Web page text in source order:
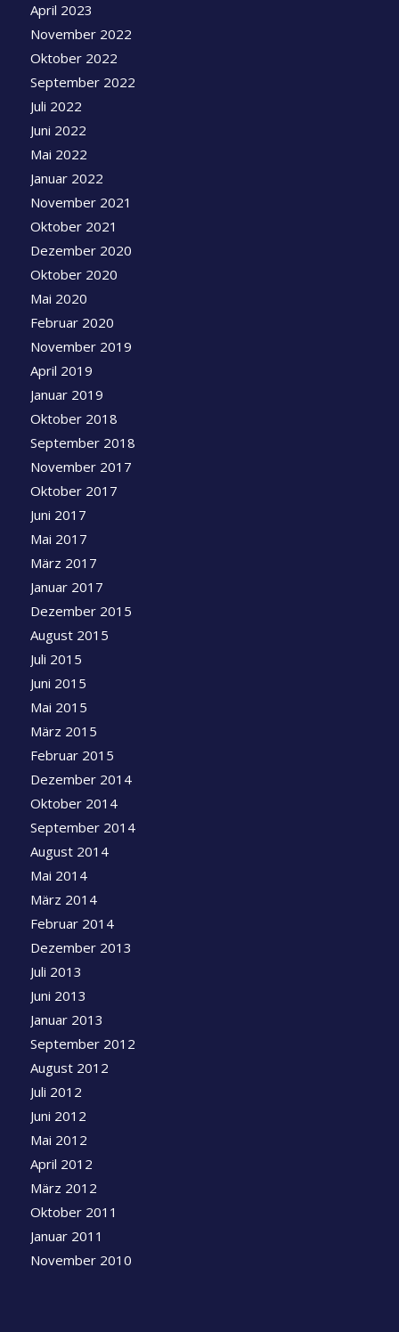
April 2023
November 2022
Oktober 2022
September 2022
Juli 2022
Juni 2022
Mai 2022
Januar 2022
November 2021
Oktober 2021
Dezember 2020
Oktober 2020
Mai 2020
Februar 2020
November 2019
April 2019
Januar 2019
Oktober 2018
September 2018
November 2017
Oktober 2017
Juni 2017
Mai 2017
März 2017
Januar 2017
Dezember 2015
August 2015
Juli 2015
Juni 2015
Mai 2015
März 2015
Februar 2015
Dezember 2014
Oktober 2014
September 2014
August 2014
Mai 2014
März 2014
Februar 2014
Dezember 2013
Juli 2013
Juni 2013
Januar 2013
September 2012
August 2012
Juli 2012
Juni 2012
Mai 2012
April 2012
März 2012
Oktober 2011
Januar 2011
November 2010